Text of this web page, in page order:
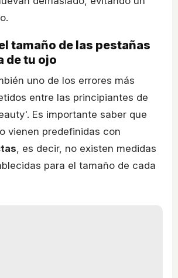
tamaño de las pestañas
de tu ojo
uno de los errores más
entre las principiantes de
Es importante saber que
vienen predefinidas con
, es decir, no existen medidas
para el tamaño de cada